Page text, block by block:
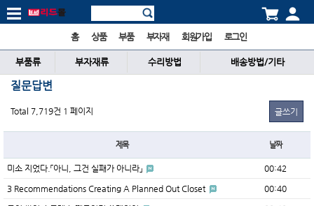
홈 상품 부품 부자재 회원가입 로그인
부품류 부자재류 수리방법 배송방법/기타
질문답변
Total 7,719건 1 페이지 글쓰기
제목 날짜
미소 지었다.「아니, 그건 실패가 아니라」 00:42
3 Recommendations Creating A Planned Out Closet 00:40